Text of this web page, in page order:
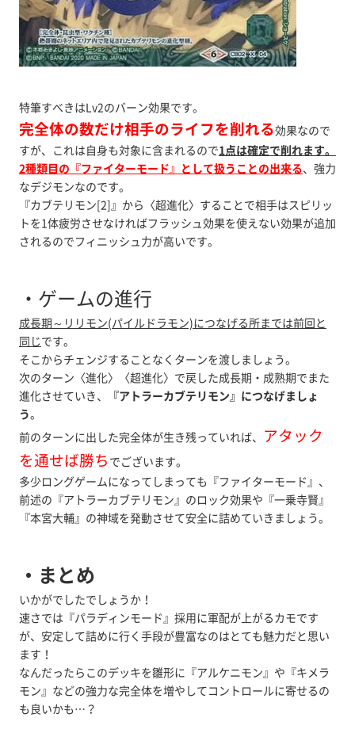
特筆すべきはLv2のバーン効果です。
完全体の数だけ相手のライフを削れる効果なので
すが、これは自身も対象に含まれるので1点は確定で削れます。
2種類目の『ファイターモード』として扱うことの出来る、強力
なデジモンなのです。
『カブテリモン[2]』から〈超進化〉することで相手はスピリッ
トを1体疲労させなければフラッシュ効果を使えない効果が追加
されるのでフィニッシュ力が高いです。
・ゲームの進行
成長期～リリモン(パイルドラモン)につなげる所までは前回と
同じです。
そこからチェンジすることなくターンを渡しましょう。
次のターン〈進化〉〈超進化〉で戻した成長期・成熟期でまた
進化させていき、
『アトラーカブテリモン』につなげましょ
う。
前のターンに出した完全体が生き残っていれば、
アタック
を通せば勝ち でございます。
多少ロングゲームになってしまっても『ファイターモード』、
前述の『アトラーカブテリモン』のロック効果や『一乗寺賢』
『本宮大輔』の神域を発動させて安全に詰めていきましょう。
・まとめ
いかがでしたでしょうか！
速さでは『パラディンモード』採用に軍配が上がるカモです
が、安定して詰めに行く手段が豊富なのはとても魅力だと思い
ます！
なんだったらこのデッキを雛形に『アルケニモン』や『キメラ
モン』などの強力な完全体を増やしてコントロールに寄せるの
も良いかも…？